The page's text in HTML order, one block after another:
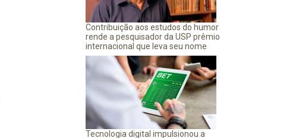
Contribuição aos estudos do humor
rende a pesquisador da USP prêmio
internacional que leva seu nome
Tecnologia digital impulsionou a